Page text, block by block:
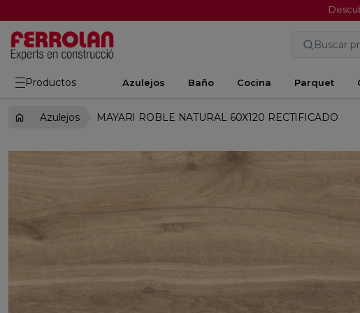
Buscar
Productos Azulejos Baño Cocina Parquet
Azulejos MAYARI ROBLE NATURAL 60X120 RECTIFICADO